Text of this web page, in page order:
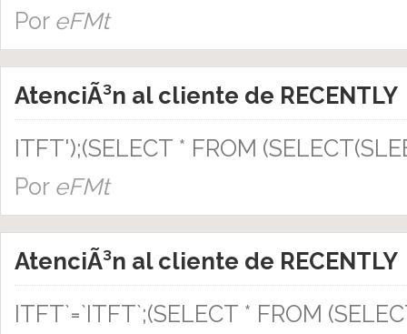
Por eFMt
AtenciÃ³n al cliente de RECENTLY
ITFT');(SELECT * FROM
Por eFMt
AtenciÃ³n al cliente de RECENTLY
ITFT`=`ITFT`;(SELECT * FROM